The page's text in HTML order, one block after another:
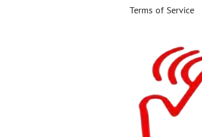
Terms of Service